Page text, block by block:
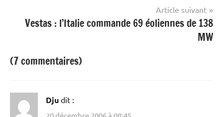
Article suivant
Vestas : l’Italie commande 69 éoliennes de 138
MW
(7 commentaires)
Dju dit :